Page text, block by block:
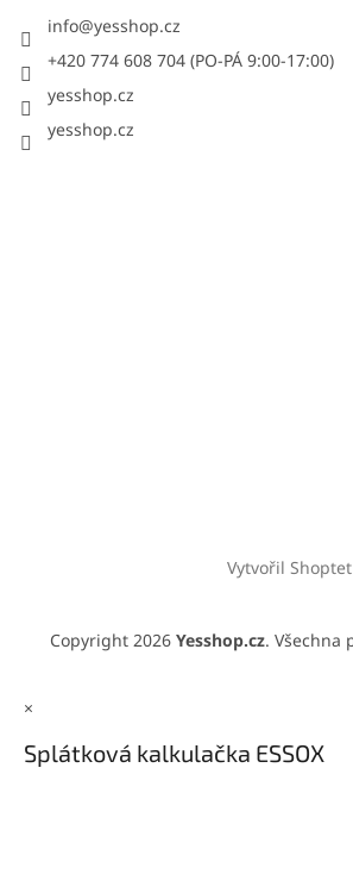
info@yesshop.cz
+420 774 608 704 (PO-PÁ 9:00-17:00)
yesshop.cz
yesshop.cz
Vytvořil Shoptet
Copyright 2026 Yesshop.cz. Všechna
×
Splátková kalkulačka ESSOX